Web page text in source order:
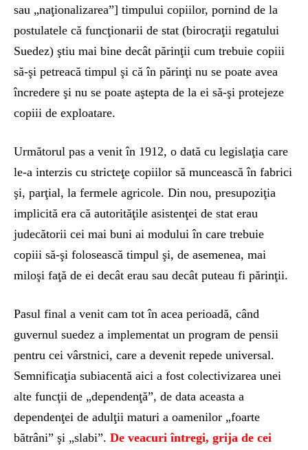
sau „naţionalizarea”] timpului copiilor, pornind de la
postulatele că funcţionarii de stat (birocraţii regatului
Suedez) ştiu mai bine decât părinţii cum trebuie copiii
să-şi petreacă timpul şi că în părinţi nu se poate avea
încredere şi nu se poate aştepta de la ei să-şi protejeze
copiii de exploatare.
Următorul pas a venit în 1912, o dată cu legislaţia care
le-a interzis cu stricteţe copiilor să muncească în fabrici
şi, parţial, la fermele agricole. Din nou, presupoziţia
implicită era că autorităţile asistenţei de stat erau
judecătorii cei mai buni ai modului în care trebuie
copiii să-şi folosească timpul şi, de asemenea, mai
miloşi faţă de ei decât erau sau decât puteau fi părinţii.
Pasul final a venit cam tot în acea perioadă, când
guvernul suedez a implementat un program de pensii
pentru cei vârstnici, care a devenit repede universal.
Semnificaţia subiacentă aici a fost colectivizarea unei
alte funcţii de „dependenţă”, de data aceasta a
dependenţei de adulţii maturi a oamenilor „foarte
bătrâni” şi „slabi”. De veacuri întregi, grija de cei